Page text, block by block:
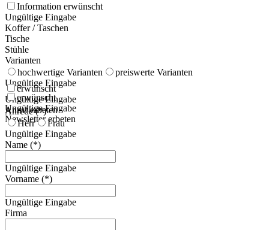
Information erwünscht
Ungültige Eingabe
Koffer / Taschen
Tische
Stühle
Varianten
hochwertige Varianten
preiswerte Varianten
Ungültige Eingabe
erwünscht
Ungültige Eingabe
Anruf erbeten
erwünscht
Ungültige Eingabe
Newsletter erbeten
Anrede (*)
Herr
Frau
Ungültige Eingabe
Name (*)
Ungültige Eingabe
Vorname (*)
Ungültige Eingabe
Firma